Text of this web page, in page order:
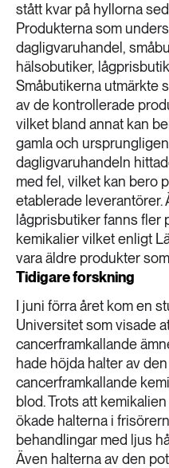
stått kvar på hyllorna
Produkterna som
dagligvaruhandel,
hälsobutiker,
Småbutikerna utmärkte
av de kontrollerade
vilket bland annat kan
gamla och ursprungligen
dagligvaruhandeln
med fel, vilket kan bero
etablerade leverantörer.
lågprisbutiker fanns fler
kemikalier vilket enligt
vara äldre produkter
Tidigare forskning
I juni förra året kom en
Universitet som visade
cancerframkallande
hade höjda halter av den
cancerframkallande
blod. Trots att
ökade halterna i
behandlingar med ljus
Även halterna av den